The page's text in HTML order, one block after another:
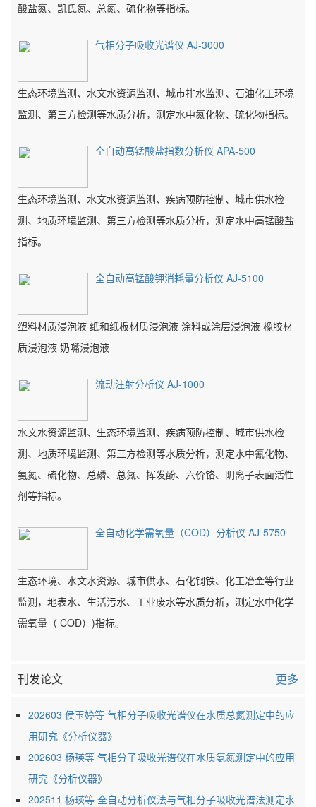
酸盐氮、凯氏氮、总氮、硫化物等指标。
气相分子吸收光谱仪 AJ-3000
生态环境监测、水文水资源监测、城市排水监测、石油化工环境
监测、第三方检测等水质分析，测定水中氮化物、硫化物指标。
全自动高锰酸盐指数分析仪 APA-500
生态环境监测、水文水资源监测、疾病预防控制、城市供水检
测、地质环境监测、第三方检测等水质分析，测定水中高锰酸盐
指标。
全自动高锰酸钾消耗量分析仪 AJ-5100
塑料材质浸泡液 纸和纸板材质浸泡液 涂料或涂层浸泡液 橡胶材
质浸泡液 奶嘴浸泡液
流动注射分析仪 AJ-1000
水文水资源监测、生态环境监测、疾病预防控制、城市供水检
测、地质环境监测、第三方检测等水质分析，测定水中氰化物、
氨氮、硫化物、总磷、总氮、挥发酚、六价铬、阴离子表面活性
剂等指标。
全自动化学需氧量（COD）分析仪 AJ-5750
生态环境、水文水资源、城市供水、石化钢铁、化工冶金等行业
监测，地表水、生活污水、工业废水等水质分析，测定水中化学
需氧量（ COD）)指标。
刊发论文 更多
202603 侯玉婷等 气相分子吸收光谱仪在水质总氮测定中的应
用研究《分析仪器》
202603 杨瑛等 气相分子吸收光谱仪在水质氨氮测定中的应用
研究《分析仪器》
202511 杨瑛等 全自动分析仪法与气相分子吸收光谱法测定水